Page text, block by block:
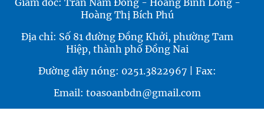
Giám đốc: Trần Nam Đông - Hoàng Bình Long -
Hoàng Thị Bích Phú
Địa chỉ: Số 81 đường Đồng Khởi, phường Tam
Hiệp, thành phố Đồng Nai
Đường dây nóng: 0251.3822967 | Fax:
Email: toasoanbdn@gmail.com